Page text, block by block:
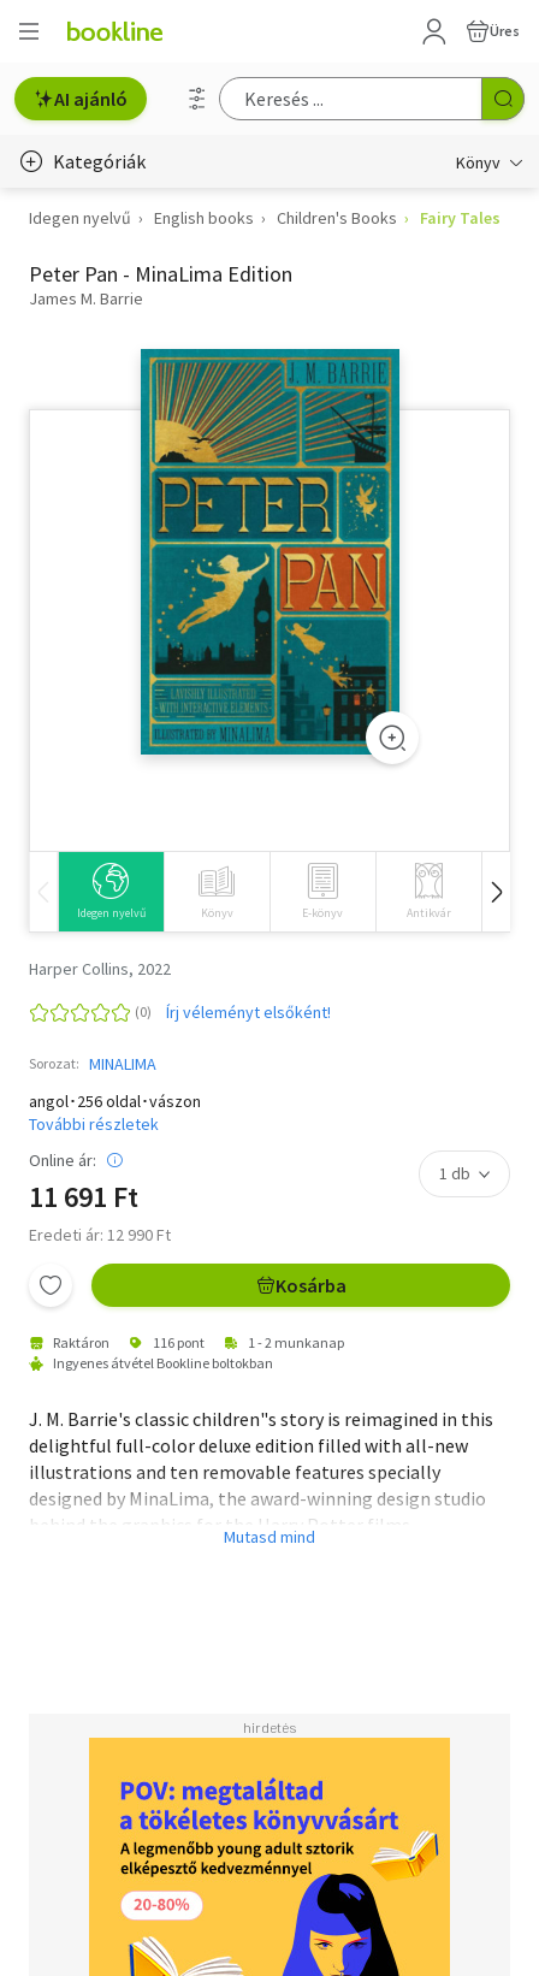
Üres
AI ajánló
Kategóriák Könyv
Életmód, egészség
Erotika
Hobbi, szabadidő
Szótár, nyelvkönyv
Tankönyv, segédkönyv
Társadalomtudomány
Természettudomány
Idegen nyelvű English books Children's Books Fairy Tales
Peter Pan - MinaLima Edition
James M. Barrie
Idegen nyelvű Könyv E-könyv Antikvár
Harper Collins, 2022
Írj véleményt elsőként!
Sorozat: MINALIMA
angol･256 oldal･vászon
További részletek
Online ár:
11 691 Ft
Eredeti ár: 12 990 Ft
Kosárba
Raktáron 116 pont
1 - 2 munkanap
Ingyenes átvétel Bookline boltokban
J. M. Barrie's classic children"s story is reimagined in this
delightful full-color deluxe edition filled with all-new
illustrations and ten removable features specially
designed by MinaLima, the award-winning design studio
behind the graphics for the Harry Potter films.
For more than a century, the adventures of Peter Pan,the
Peter Pan is packed with a lush array of colorful
a detailed map of Neverland, a croc o'clock with hands you
can rotate to tell time, Peter's shadow, and more.
Beautiful and captivating, filled with breathtaking
artwork, this stunning book is sure to become a treasured
keepsake for fans of all ages.